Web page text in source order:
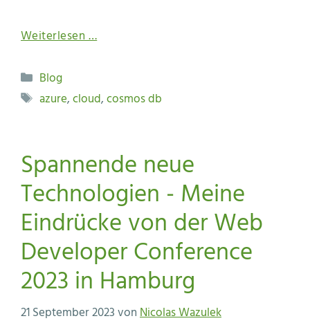
Weiterlesen …
Kategorien
Blog
Schlagwörter
azure,cloud,cosmos db
Spannende neue
Technologien - Meine
Eindrücke von der Web
Developer Conference
2023 in Hamburg
21 September 2023vonNicolas Wazulek